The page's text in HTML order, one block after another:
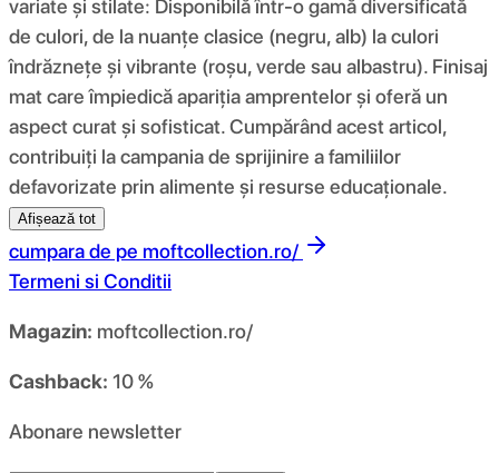
variate și stilate: Disponibilă într-o gamă diversificată
de culori, de la nuanțe clasice (negru, alb) la culori
îndrăznețe și vibrante (roșu, verde sau albastru). Finisaj
mat care împiedică apariția amprentelor și oferă un
aspect curat și sofisticat. Cumpărând acest articol,
contribuiți la campania de sprijinire a familiilor
defavorizate prin alimente și resurse educaționale.
Afișează tot
cumpara de pe moftcollection.ro/
Termeni si Conditii
Magazin: moftcollection.ro/
Cashback: 10 %
Abonare newsletter